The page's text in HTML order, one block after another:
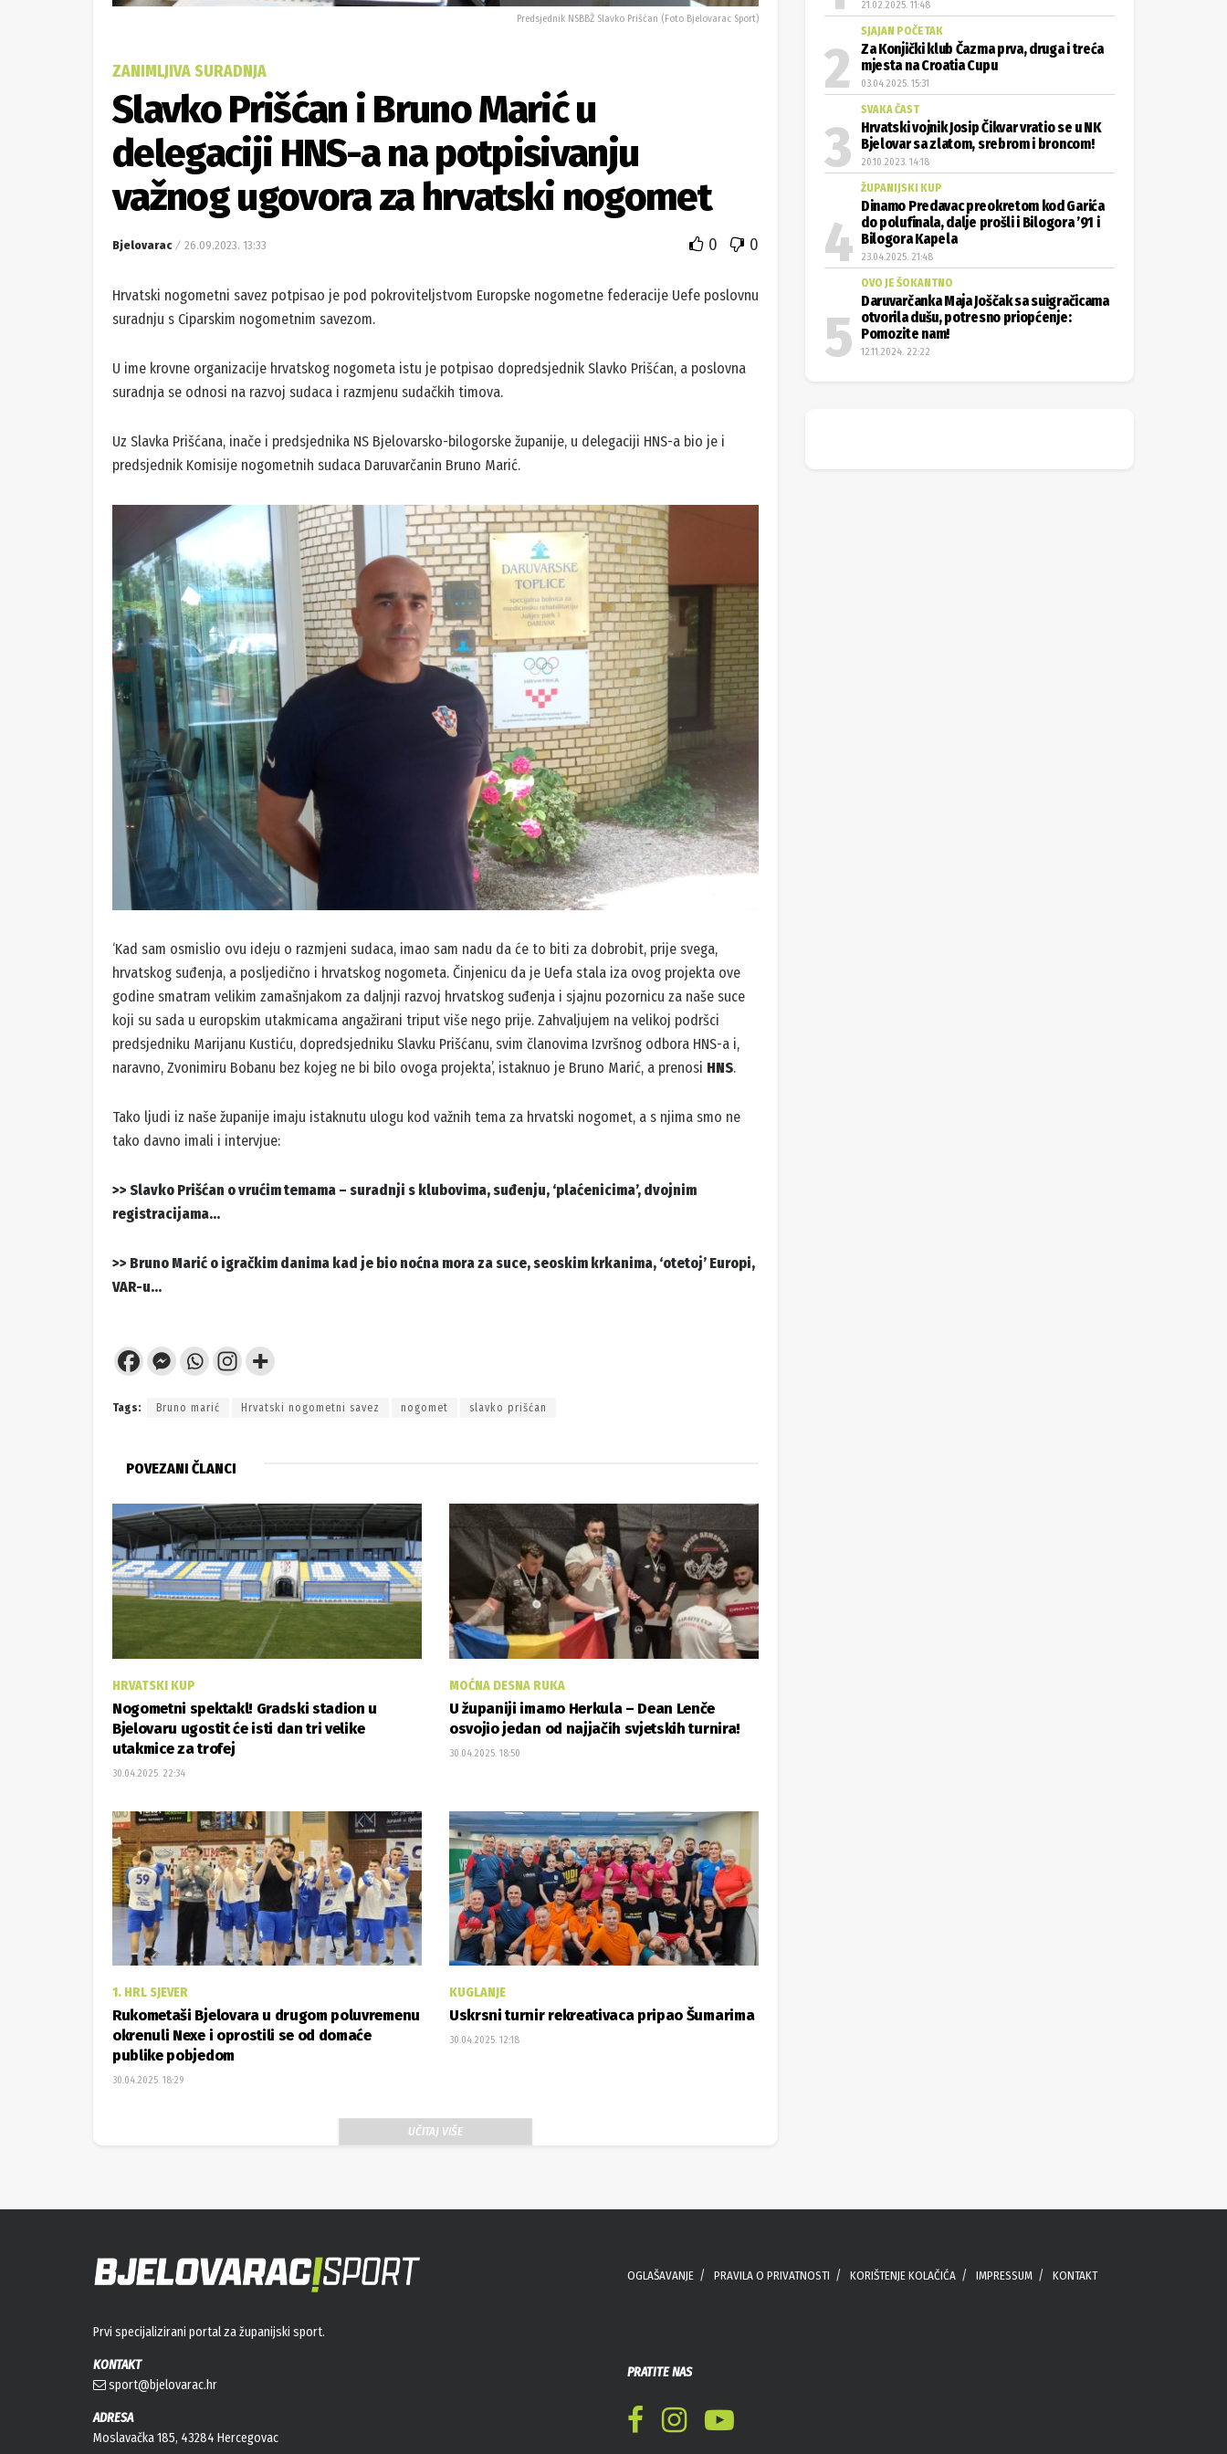
Predsjednik NSBBŽ Slavko Prišćan (Foto Bjelovarac Sport)
ZANIMLJIVA SURADNJA
Slavko Prišćan i Bruno Marić u
delegaciji HNS-a na potpisivanju
važnog ugovora za hrvatski nogomet
Bjelovarac 26.09.2023. 13:33 0 0
Hrvatski nogometni savez potpisao je pod pokroviteljstvom Europske nogometne federacije Uefe poslovnu
suradnju s Ciparskim nogometnim savezom.
U ime krovne organizacije hrvatskog nogometa istu je potpisao dopredsjednik Slavko Prišćan, a poslovna
suradnja se odnosi na razvoj sudaca i razmjenu sudačkih timova.
Uz Slavka Prišćana, inače i predsjednika NS Bjelovarsko-bilogorske županije, u delegaciji HNS-a bio je i
predsjednik Komisije nogometnih sudaca Daruvarčanin Bruno Marić.
‘Kad sam osmislio ovu ideju o razmjeni sudaca, imao sam nadu da će to biti za dobrobit, prije svega,
hrvatskog suđenja, a posljedično i hrvatskog nogometa. Činjenicu da je Uefa stala iza ovog projekta ove
godine smatram velikim zamašnjakom za daljnji razvoj hrvatskog suđenja i sjajnu pozornicu za naše suce
koji su sada u europskim utakmicama angažirani triput više nego prije. Zahvaljujem na velikoj podršci
predsjedniku Marijanu Kustiću, dopredsjedniku Slavku Prišćanu, svim članovima Izvršnog odbora HNS-a i,
naravno, Zvonimiru Bobanu bez kojeg ne bi bilo ovoga projekta’, istaknuo je Bruno Marić, a prenosi HNS.
Tako ljudi iz naše županije imaju istaknutu ulogu kod važnih tema za hrvatski nogomet, a s njima smo ne
tako davno imali i intervjue:
>> Slavko Prišćan o vrućim temama – suradnji s klubovima, suđenju, ‘plaćenicima’, dvojnim
registracijama…
>> Bruno Marić o igračkim danima kad je bio noćna mora za suce, seoskim krkanima, ‘otetoj’ Europi,
VAR-u…
Tags: Bruno marić Hrvatski nogometni savez nogomet slavko prišćan
POVEZANI ČLANCI
HRVATSKI KUP
Nogometni spektakl! Gradski stadion u
Bjelovaru ugostit će isti dan tri velike
utakmice za trofej
30.04.2025. 22:34
MOĆNA DESNA RUKA
U županiji imamo Herkula – Dean Lenče
osvojio jedan od najjačih svjetskih turnira!
30.04.2025. 18:50
1. HRL SJEVER
Rukometaši Bjelovara u drugom poluvremenu
okrenuli Nexe i oprostili se od domaće
publike pobjedom
30.04.2025. 18:29
KUGLANJE
Uskrsni turnir rekreativaca pripao Šumarima
30.04.2025. 12:18
UČITAJ VIŠE
21.02.2025. 11:48
SJAJAN POČETAK
Za Konjički klub Čazma prva, druga i treća
mjesta na Croatia Cupu
03.04.2025. 15:31
SVAKA ČAST
Hrvatski vojnik Josip Čikvar vratio se u NK
Bjelovar sa zlatom, srebrom i broncom!
20.10.2023. 14:18
ŽUPANIJSKI KUP
Dinamo Predavac preokretom kod Garića
do polufinala, dalje prošli i Bilogora ’91 i
Bilogora Kapela
23.04.2025. 21:48
OVO JE ŠOKANTNO
Daruvarčanka Maja Joščak sa suigračicama
otvorila dušu, potresno priopćenje:
Pomozite nam!
12.11.2024. 22:22
Prvi specijalizirani portal za županijski sport.
KONTAKT
sport@bjelovarac.hr
ADRESA
Moslavačka 185, 43284 Hercegovac
OGLAŠAVANJE PRAVILA O PRIVATNOSTI KORIŠTENJE KOLAČIĆA IMPRESSUM KONTAKT
PRATITE NAS